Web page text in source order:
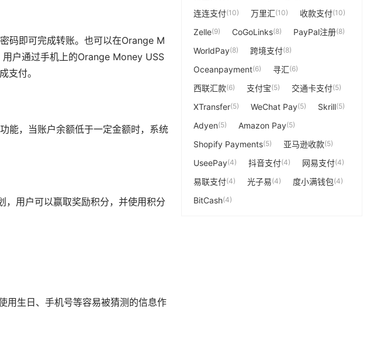
码即可完成转账。也可以在Orange M
户通过手机上的Orange Money USS
支付。
，当账户余额低于一定金额时，系统
用户可以赢取奖励积分，并使用积分
生日、手机号等容易被猜测的信息作
连连支付(10) 万里汇(10) 收款支付(10)
Zelle(9) CoGoLinks(8) PayPal注册(8)
WorldPay(8) 跨境支付(8)
Oceanpayment(6) 寻汇(6)
西联汇款(6) 支付宝(5) 交通卡支付(5)
XTransfer(5) WeChat Pay(5) Skrill(5)
Adyen(5) Amazon Pay(5)
Shopify Payments(5) 亚马逊收款(5)
UseePay(4) 抖音支付(4) 网易支付(4)
易联支付(4) 光子易(4) 度小满钱包(4)
BitCash(4)